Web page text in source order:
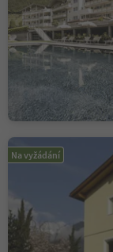
Na vyžádání